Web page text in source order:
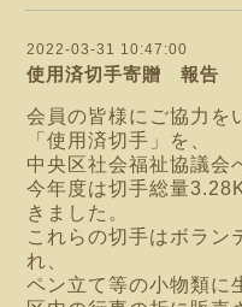
2022-03-31 10:47:00
使用済切手寄贈 報告
会員の皆様にご協力を
「使用済切手」を、
中央区社会福祉協議会
今年度は切手総量
きました。
これらの切手はボラン
れ、
ペン立て等の小物類に